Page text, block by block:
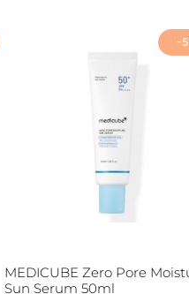
-
MEDICUBE Zero Pore
Sun Serum 50ml